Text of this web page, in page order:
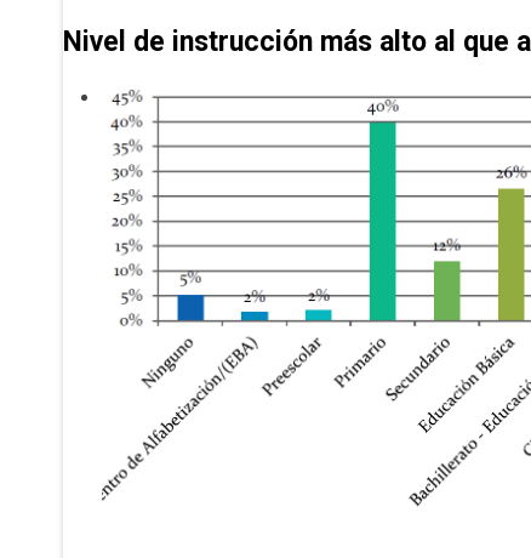
Nivel de instrucción más alto al que